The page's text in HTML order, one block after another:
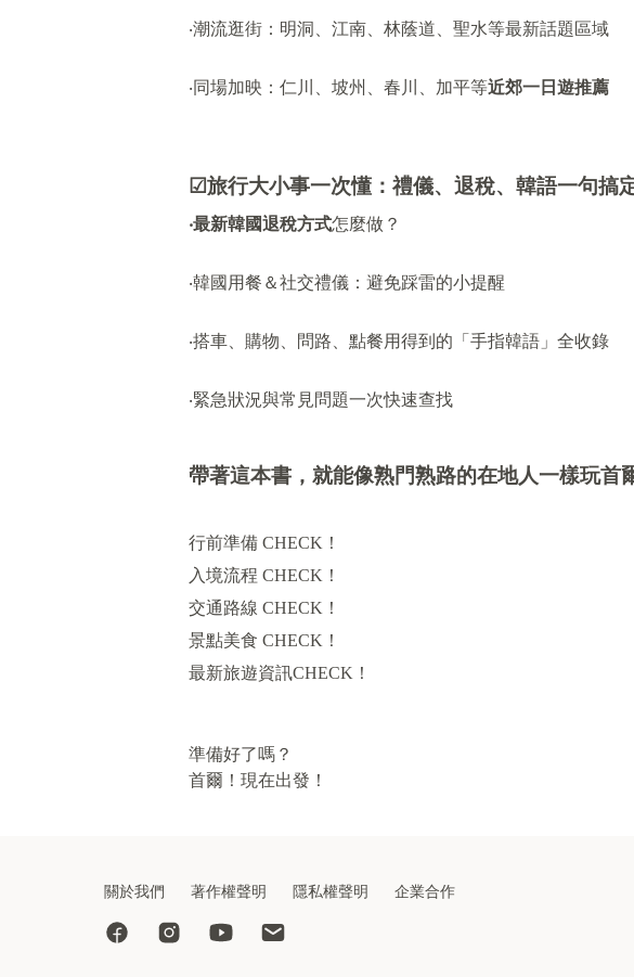
‧潮流逛街：明洞、江南、林蔭道、聖水等最新話題區域
‧同場加映：仁川、坡州、春川、加平等近郊一日遊推薦
☑旅行大小事一次懂：禮儀、退稅、韓語一句搞
‧最新韓國退稅方式怎麼做？
‧韓國用餐＆社交禮儀：避免踩雷的小提醒
‧搭車、購物、問路、點餐用得到的「手指韓語」全收錄
‧緊急狀況與常見問題一次快速查找
帶著這本書，就能像熟門熟路的在地人一樣玩首
行前準備 CHECK！
入境流程 CHECK！
交通路線 CHECK！
景點美食 CHECK！
最新旅遊資訊CHECK！
準備好了嗎？
首爾！現在出發！
關於我們 著作權聲明 隱私權聲明 企業合作